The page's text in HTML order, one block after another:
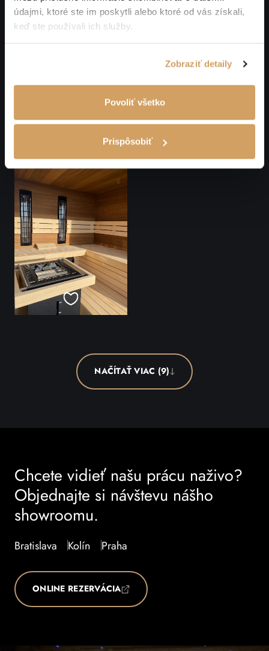
údajmi, ktoré ste im poskytli alebo ktoré od vás získali,
keď ste používali ich služby.
Zobraziť detaily
Povoliť všetko
Prispôsobiť
NAČÍTAŤ VIAC (9)
Chcete vidieť našu prácu naživo?
Objednajte si návštevu nášho
showroomu.
Bratislava Kolín Praha
ONLINE REZERVÁCIA